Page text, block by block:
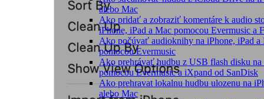
alebo Mac
Ako pridať a zobraziť komentáre k audio
iPhone, iPad a Mac pomocou Evermusic a
Ako počúvať audioknihy na iPhone, iPad a
pomocou Evermusic
Ako prehrávať hudbu z USB flash disku na
pomocou Evermusic a iXpand od SanDisk
Ako prehravat lokalnu hudbu ulozenu na
alebo Mac